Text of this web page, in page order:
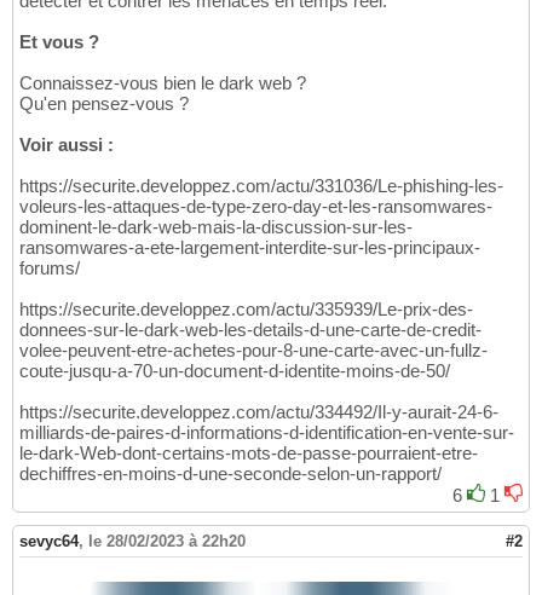
Et vous ?
Connaissez-vous bien le dark web ?
Qu'en pensez-vous ?
Voir aussi :
https://securite.developpez.com/actu/331036/Le-phishing-les-
voleurs-les-attaques-de-type-zero-day-et-les-ransomwares-
dominent-le-dark-web-mais-la-discussion-sur-les-
ransomwares-a-ete-largement-interdite-sur-les-principaux-
forums/
https://securite.developpez.com/actu/335939/Le-prix-des-
donnees-sur-le-dark-web-les-details-d-une-carte-de-credit-
volee-peuvent-etre-achetes-pour-8-une-carte-avec-un-fullz-
coute-jusqu-a-70-un-document-d-identite-moins-de-50/
https://securite.developpez.com/actu/334492/Il-y-aurait-24-6-
milliards-de-paires-d-informations-d-identification-en-vente-sur-
le-dark-Web-dont-certains-mots-de-passe-pourraient-etre-
dechiffres-en-moins-d-une-seconde-selon-un-rapport/
6
1
sevyc64, le 28/02/2023 à 22h20 #2